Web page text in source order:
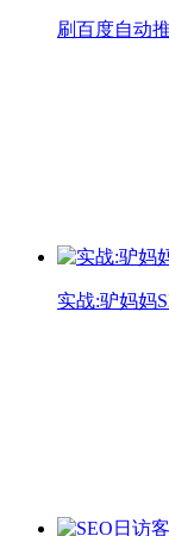
刷百度自动
实战:驴妈妈